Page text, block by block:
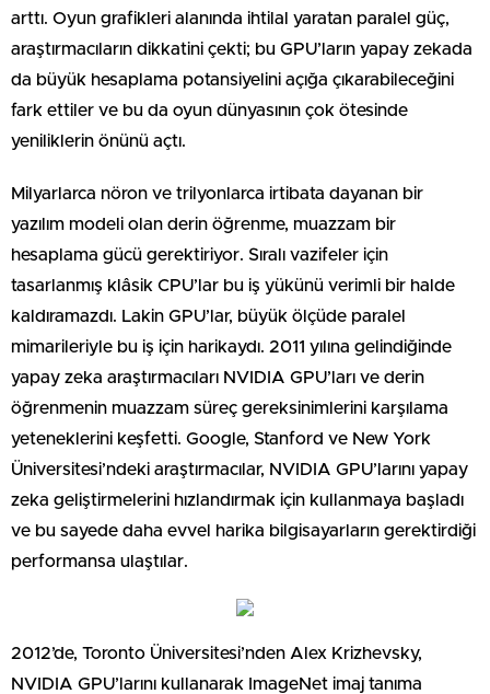
arttı. Oyun grafikleri alanında ihtilal yaratan paralel güç,
araştırmacıların dikkatini çekti; bu GPU’ların yapay zekada
da büyük hesaplama potansiyelini açığa çıkarabileceğini
fark ettiler ve bu da oyun dünyasının çok ötesinde
yeniliklerin önünü açtı.
Milyarlarca nöron ve trilyonlarca irtibata dayanan bir
yazılım modeli olan derin öğrenme, muazzam bir
hesaplama gücü gerektiriyor. Sıralı vazifeler için
tasarlanmış klâsik CPU’lar bu iş yükünü verimli bir halde
kaldıramazdı. Lakin GPU’lar, büyük ölçüde paralel
mimarileriyle bu iş için harikaydı. 2011 yılına gelindiğinde
yapay zeka araştırmacıları NVIDIA GPU’ları ve derin
öğrenmenin muazzam süreç gereksinimlerini karşılama
yeteneklerini keşfetti. Google, Stanford ve New York
Üniversitesi’ndeki araştırmacılar, NVIDIA GPU’larını yapay
zeka geliştirmelerini hızlandırmak için kullanmaya başladı
ve bu sayede daha evvel harika bilgisayarların gerektirdiği
performansa ulaştılar.
2012’de, Toronto Üniversitesi’nden Alex Krizhevsky,
NVIDIA GPU’larını kullanarak ImageNet imaj tanıma